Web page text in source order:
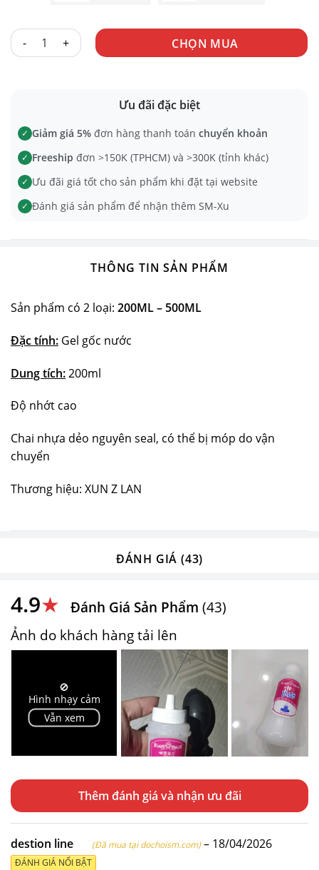
GEL BÔI TRƠN TINH TRÙNG XUN Z LAN số lượng
CHỌN MUA
Ưu đãi đặc biệt
✓ Giảm giá 5% đơn hàng thanh toán chuyển khoản
✓ Freeship đơn >150K (TPHCM) và >300K (tỉnh khác)
✓ Ưu đãi giá tốt cho sản phẩm khi đặt tại website
✓ Đánh giá sản phẩm để nhận thêm SM-Xu
THÔNG TIN SẢN PHẨM
Sản phẩm có 2 loại: 200ML – 500ML
Đặc tính: Gel gốc nước
Dung tích:200ml
Độ nhớt cao
Chai nhựa dẻo nguyên seal, có thể bị móp do vận
chuyển
Thương hiệu: XUN Z LAN
ĐÁNH GIÁ (43)
4.9★ Đánh Giá Sản Phẩm (43)
Ảnh do khách hàng tải lên
🚫
Hình nhạy cảm
Vẫn xem
Thêm đánh giá
destion line (Đã mua tại dochoism.com) – 18/04/2026
ĐÁNH GIÁ NỔI BẬT